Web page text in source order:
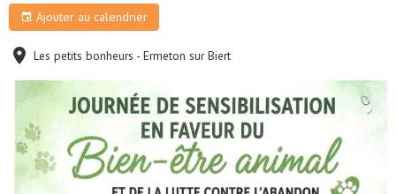
Ajouter au calendrier
Les petits bonheurs - Ermeton sur Biert